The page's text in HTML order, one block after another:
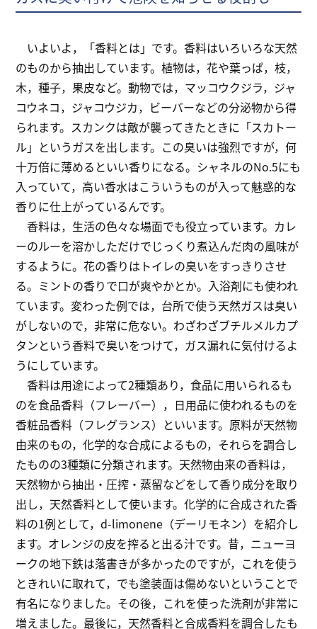
いよいよ，「香料とは」です。香料はいろいろな天然
のものから抽出しています。植物は，花や葉っぱ，枝，
木，種子，果皮など。動物では，マッコウクジラ，ジャ
コウネコ，ジャコウジカ，ビーバーなどの分泌物から得
られます。スカンクは敵が襲ってきたときに「スカトー
ル」というガスを出します。この臭いは強烈ですが，何
十万倍に薄めるといい香りになる。シャネルのNo.5にも
入っていて，高い香水はこういうものが入って魅惑的な
香りに仕上がっているんです。
香料は，生活の色々な場面でも役立っています。カレ
ーのルーを溶かしただけでじっくり煮込んだ肉の風味が
するように。花の香りはトイレの臭いをすっきりさせ
る。ミントの香りで口が爽やかとか。入浴剤にも使われ
ています。変わった例では，台所で使う天然ガスは臭い
がしないので，非常に危ない。わざわざブチルメルカプ
タンという香料で臭いをつけて，ガス漏れに気付けるよ
うにしています。
香料は用途によって2種類あり，食品に用いられるも
のを食品香料（フレーバー），日用品に使われるものを
香粧品香料（フレグランス）といいます。原料が天然物
由来のもの，化学的な合成によるもの，それらを調合し
たものの3種類に分類されます。天然物由来の香料は，
天然物から抽出・圧搾・蒸留などをして香り成分を取り
出し，天然香料として使います。化学的に合成された香
料の1例として，d-limonene（デーリモネン）を紹介し
ます。オレンジの皮を搾ると出る汁です。昔，ニューヨ
ークの地下鉄は落書きが多かったのですが，これを使う
ときれいに取れて，でも塗装面は傷めないということで
有名になりました。その後，これを使った洗剤が非常に
増えました。最後に，天然香料と合成香料を調合したも